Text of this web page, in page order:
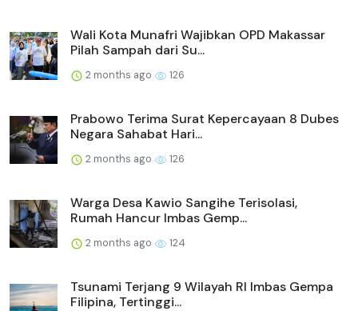
Wali Kota Munafri Wajibkan OPD Makassar
Pilah Sampah dari Su...
2 months ago 126
Prabowo Terima Surat Kepercayaan 8 Dubes
Negara Sahabat Hari...
2 months ago 126
Warga Desa Kawio Sangihe Terisolasi,
Rumah Hancur Imbas Gemp...
2 months ago 124
Tsunami Terjang 9 Wilayah RI Imbas Gempa
Filipina, Tertinggi...